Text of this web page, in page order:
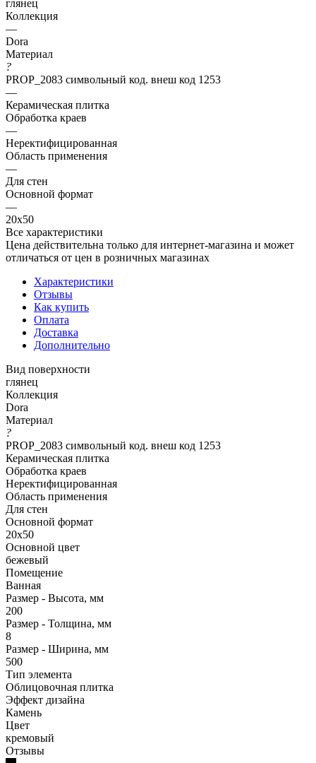
глянец
Коллекция
—
Dora
Материал
?
PROP_2083 символьный код. внеш код 1253
—
Керамическая плитка
Обработка краев
—
Неректифицированная
Область применения
—
Для стен
Основной формат
—
20х50
Все характеристики
Цена действительна только для интернет-магазина и может
отличаться от цен в розничных магазинах
Характеристики
Отзывы
Как купить
Оплата
Доставка
Дополнительно
Вид поверхности
глянец
Коллекция
Dora
Материал
?
PROP_2083 символьный код. внеш код 1253
Керамическая плитка
Обработка краев
Неректифицированная
Область применения
Для стен
Основной формат
20х50
Основной цвет
бежевый
Помещение
Ванная
Размер - Высота, мм
200
Размер - Толщина, мм
8
Размер - Ширина, мм
500
Тип элемента
Облицовочная плитка
Эффект дизайна
Камень
Цвет
кремовый
Отзывы